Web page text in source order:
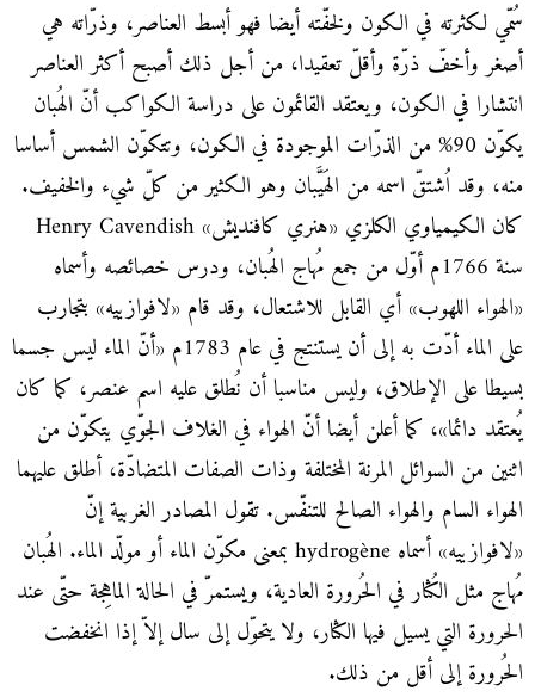
سُمّي لكثرته في الكون ولخفّته أيضا فهو أبسط العناصر، وذرّاته هي
أصغر وأخفّ ذرّة وأقلّ تعقيدا، من أجل ذلك أصبح أكثر العناصر
انتشارا في الكون، ويعتقد القائمون على دراسة الكواكب أنّ الهُبان
يكوّن 90% من الذرّات الموجودة في الكون، وتتكوّن الشمس أساسا
منه، وقد اُشتقّ اسمه من الهَيَّبان وهو الكثير من كلّ شيء والخفيف.
كان الكيمياوي الكلزي «هنري كافنديش» Henry Cavendish
سنة 1766م أوّل من جمع مُهاج الهُبان، ودرس خصائصه وأسماه
«الهواء اللهوب» أي القابل للاشتعال، وقد قام «لافوازييه» بتجارب
على الماء أدّت به إلى أن يستنتج في عام 1783م «أنّ الماء ليس جسما
بسيطا على الإطلاق، وليس مناسبا أن نُطلق عليه اسم عنصر، كما كان
يُعتقد دائما»، كما أعلن أيضا أنّ الهواء في الغلاف الجوّي يتكوّن من
اثنين من السوائل المرنة المختلفة وذات الصفات المتضادّة، أطلق عليهما
الهواء السام والهواء الصالح للتنفّس. تقول المصادر الغربية إنّ
«لافوازييه» أسماه hydrogène بمعنى مكوّن الماء أو مولّد الماء. الهُبان
مُهاج مثل الكُثار في الحُرورة العادية، ويستمرّ في الحالة الماهِجة حتّى عند
الحرورة التي يسيل فيها الكثار، ولا يتحوّل إلى سال إلاّ إذا انخفضت
الحُرورة إلى أقل من ذلك.